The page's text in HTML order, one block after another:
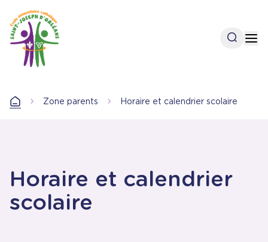
contenu
principal
Open
AccueilZone parents Horaire et calendrier scolaire
Horaire et calendrier
scolaire